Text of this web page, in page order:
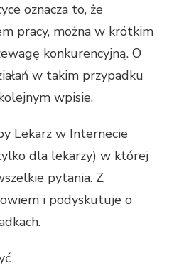
oznacza to, że
pracy, można w krótkim
konkurencyjną. O
w takim przypadku
wpisie.
Lekarz w Internecie
dla lekarzy) w której
pytania. Z
i podyskutuje o